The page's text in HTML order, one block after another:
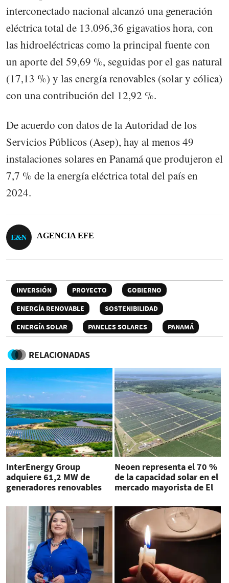
interconectado nacional alcanzó una generación
eléctrica total de 13.096,36 gigavatios hora, con
las hidroeléctricas como la principal fuente con
un aporte del 59,69 %, seguidas por el gas natural
(17,13 %) y las energía renovables (solar y eólica)
con una contribución del 12,92 %.
De acuerdo con datos de la Autoridad de los
Servicios Públicos (Asep), hay al menos 49
instalaciones solares en Panamá que produjeron el
7,7 % de la energía eléctrica total del país en
2024.
AGENCIA EFE
INVERSIÓN PROYECTO
GOBIERNO
ENERGÍA RENOVABLE
SOSTENIBILIDAD
ENERGÍA SOLAR
PANELES SOLARES PANAMÁ
RELACIONADAS
InterEnergy Group
adquiere 61,2 MW de
generadores renovables
Centroamérica
Neoen representa el 70 %
de la capacidad solar en el
mercado mayorista de El